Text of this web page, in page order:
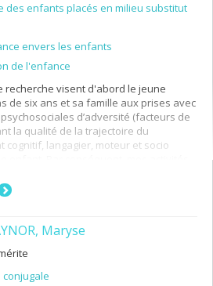
des enfants placés en milieu substitut
envers les enfants
de l'enfance
recherche visent d'abord le jeune
de six ans et sa famille aux prises avec
d’adversité (facteurs de
la qualité de la trajectoire du
cognitif, langagier, moteur et socio
les enfants en besoin de
qu’ils sont en danger dans leur sécurité
et les enfants en situation de
Maryse
conjugale